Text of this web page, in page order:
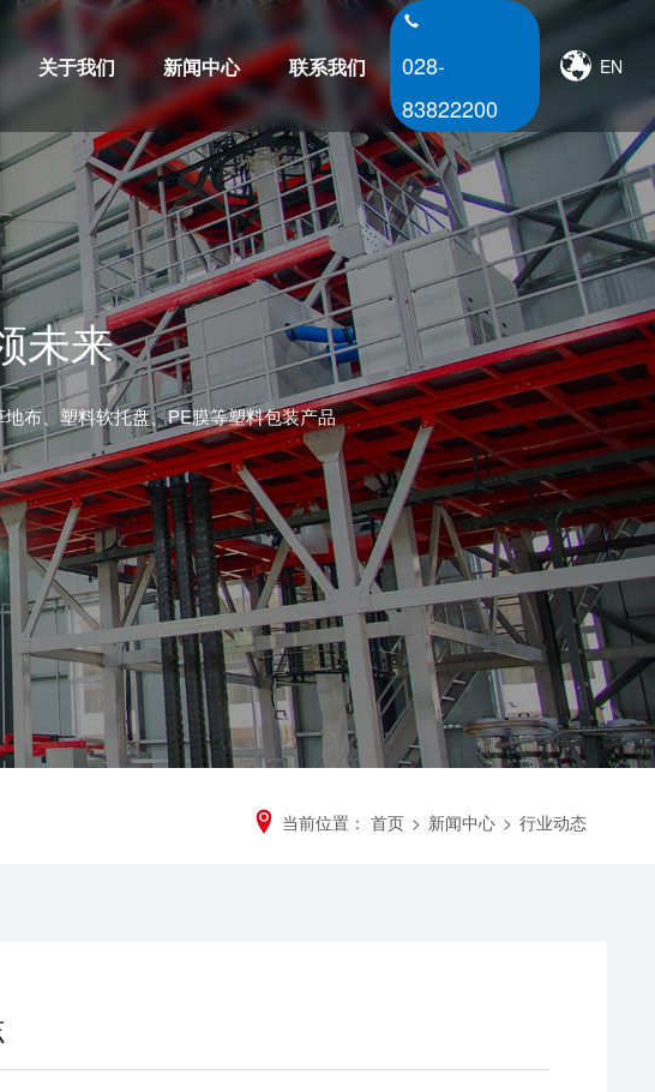
关于我们
公司简介
资质荣誉
发展历程
组织机构
企业文化
新闻中心
公司动态
行业动态
联系我们
028-
83822200
EN
未来
布、塑料软托盘、PE膜等塑料包装产品
当前位置： 首页 > 新闻中心 > 行业动态